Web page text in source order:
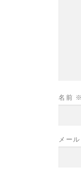
名前 ※
メール